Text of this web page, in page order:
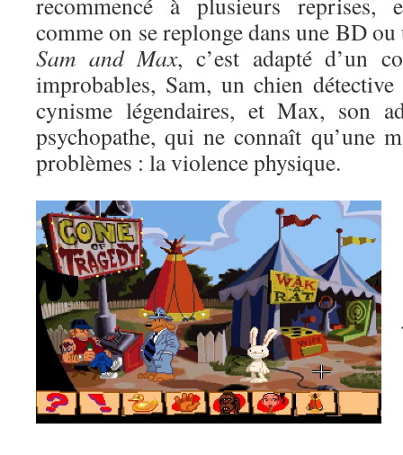
comme on se replonge dans une BD ou
Sam and Max, c’est adapté d’un
improbables, Sam, un chien
cynisme légendaires, et Max, son
psychopathe, qui ne connaît qu’une
problèmes : la violence physique.